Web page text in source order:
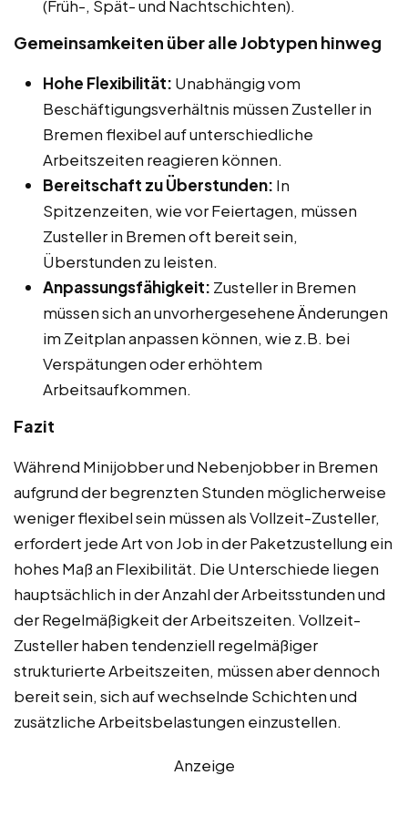
(Früh-, Spät- und Nachtschichten).
Gemeinsamkeiten über alle Jobtypen hinweg
Hohe Flexibilität: Unabhängig vom
Beschäftigungsverhältnis müssen Zusteller in
Bremen flexibel auf unterschiedliche
Arbeitszeiten reagieren können.
Bereitschaft zu Überstunden: In
Spitzenzeiten, wie vor Feiertagen, müssen
Zusteller in Bremen oft bereit sein,
Überstunden zu leisten.
Anpassungsfähigkeit: Zusteller in Bremen
müssen sich an unvorhergesehene Änderungen
im Zeitplan anpassen können, wie z.B. bei
Verspätungen oder erhöhtem
Arbeitsaufkommen.
Fazit
Während Minijobber und Nebenjobber in Bremen
aufgrund der begrenzten Stunden möglicherweise
weniger flexibel sein müssen als Vollzeit-Zusteller,
erfordert jede Art von Job in der Paketzustellung ein
hohes Maß an Flexibilität. Die Unterschiede liegen
hauptsächlich in der Anzahl der Arbeitsstunden und
der Regelmäßigkeit der Arbeitszeiten. Vollzeit-
Zusteller haben tendenziell regelmäßiger
strukturierte Arbeitszeiten, müssen aber dennoch
bereit sein, sich auf wechselnde Schichten und
zusätzliche Arbeitsbelastungen einzustellen.
Anzeige